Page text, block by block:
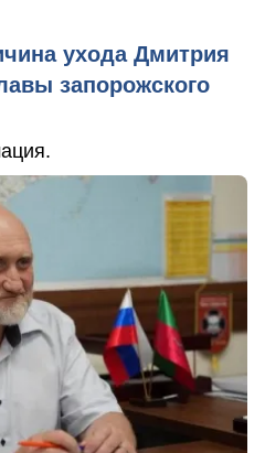
ухода Дмитрия
запорожского